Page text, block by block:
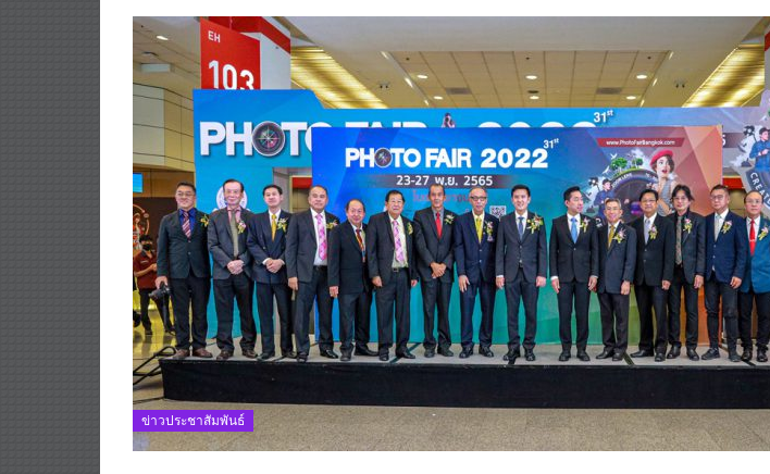
ข่าวประชาสัมพันธ์